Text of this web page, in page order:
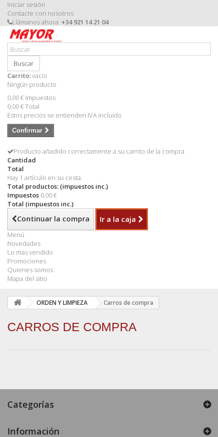
Iniciar sesión
Contacte con nosotros
Llámanos ahora:+34 921 14 21 04
Buscar
Carrito:vacío
Ningún producto
0,00 € Impuestos
0,00 €Total
Estos precios se entienden IVA incluído
Confirmar
Producto añadido correctamente a su carrito de la compra
Cantidad
Total
Hay 1 artículo en su cesta.
Total productos: (impuestos inc.)
Impuestos 0,00 €
Total (impuestos inc.)
Continuar la compra Ir a la caja
Menú
Novedades
Lo mas vendido
Promociones
Quienes somos
Mapa del sitio
ORDEN Y LIMPIEZA Carros de compra
CARROS DE COMPRA
Categorías
Información